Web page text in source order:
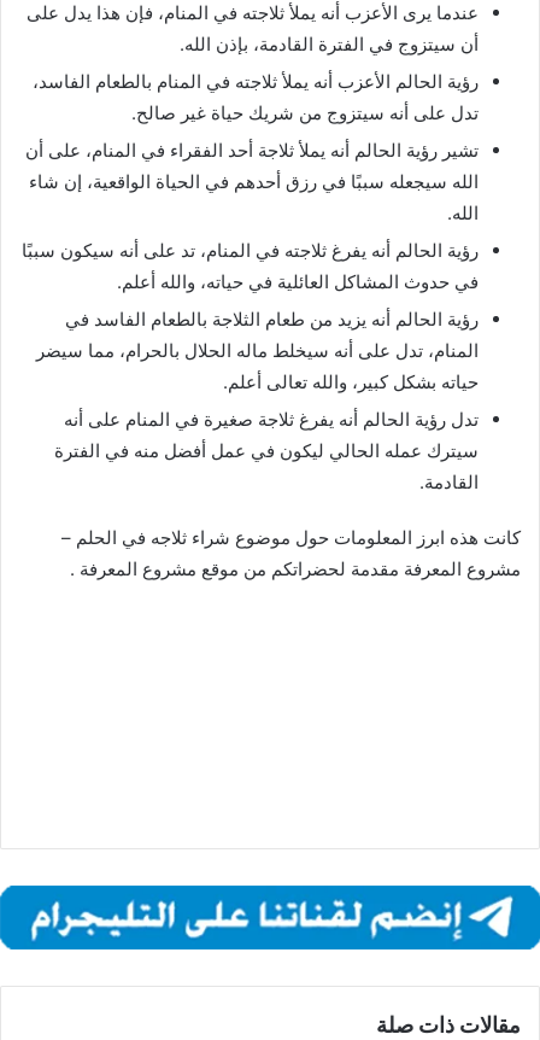
عندما يرى الأعزب أنه يملأ ثلاجته في المنام، فإن هذا يدل على
أن سيتزوج في الفترة القادمة، بإذن الله.
رؤية الحالم الأعزب أنه يملأ ثلاجته في المنام بالطعام الفاسد،
تدل على أنه سيتزوج من شريك حياة غير صالح.
تشير رؤية الحالم أنه يملأ ثلاجة أحد الفقراء في المنام، على أن
الله سيجعله سببًا في رزق أحدهم في الحياة الواقعية، إن شاء
الله.
رؤية الحالم أنه يفرغ ثلاجته في المنام، تد على أنه سيكون سببًا
في حدوث المشاكل العائلية في حياته، والله أعلم.
رؤية الحالم أنه يزيد من طعام الثلاجة بالطعام الفاسد في
المنام، تدل على أنه سيخلط ماله الحلال بالحرام، مما سيضر
حياته بشكل كبير، والله تعالى أعلم.
تدل رؤية الحالم أنه يفرغ ثلاجة صغيرة في المنام على أنه
سيترك عمله الحالي ليكون في عمل أفضل منه في الفترة
القادمة.
كانت هذه ابرز المعلومات حول موضوع شراء ثلاجه في الحلم –
مشروع المعرفة مقدمة لحضراتكم من موقع مشروع المعرفة .
مقالات ذات صلة